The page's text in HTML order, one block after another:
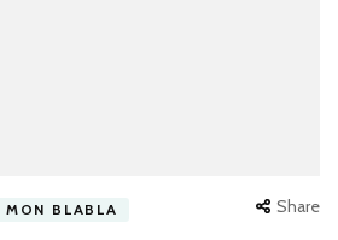
MON BLABLA Share